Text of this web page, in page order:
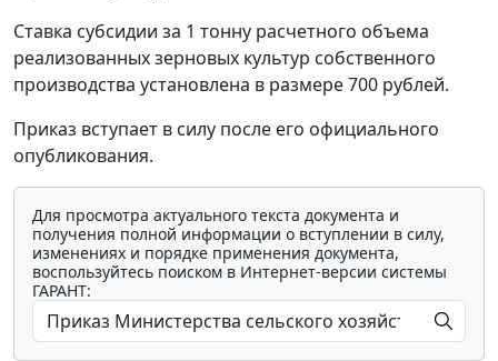
Ставка субсидии за 1 тонну расчетного объема
реализованных зерновых культур собственного
производства установлена в размере 700 рублей.
Приказ вступает в силу после его официального
опубликования.
Для просмотра актуального текста документа и
получения полной информации о вступлении в силу,
изменениях и порядке применения документа,
воспользуйтесь поиском в Интернет-версии системы
ГАРАНТ: